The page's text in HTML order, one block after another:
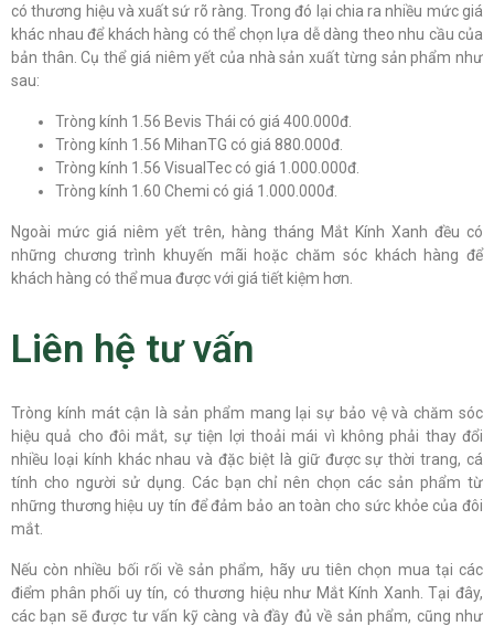
có thương hiệu và xuất sứ rõ ràng. Trong đó lại chia ra nhiều mức giá
khác nhau để khách hàng có thể chọn lựa dễ dàng theo nhu cầu của
bản thân. Cụ thể giá niêm yết của nhà sản xuất từng sản phẩm như
sau:
Tròng kính 1.56 Bevis Thái có giá 400.000đ.
Tròng kính 1.56 MihanTG có giá 880.000đ.
Tròng kính 1.56 VisualTec có giá 1.000.000đ.
Tròng kính 1.60 Chemi có giá 1.000.000đ.
Ngoài mức giá niêm yết trên, hàng tháng Mắt Kính Xanh đều có
những chương trình khuyến mãi hoặc chăm sóc khách hàng để
khách hàng có thể mua được với giá tiết kiệm hơn.
Liên hệ tư vấn
Tròng kính mát cận là sản phẩm mang lại sự bảo vệ và chăm sóc
hiệu quả cho đôi mắt, sự tiện lợi thoải mái vì không phải thay đổi
nhiều loại kính khác nhau và đặc biệt là giữ được sự thời trang, cá
tính cho người sử dụng. Các bạn chỉ nên chọn các sản phẩm từ
những thương hiệu uy tín để đảm bảo an toàn cho sức khỏe của đôi
mắt.
Nếu còn nhiều bối rối về sản phẩm, hãy ưu tiên chọn mua tại các
điểm phân phối uy tín, có thương hiệu như Mắt Kính Xanh. Tại đây,
các bạn sẽ được tư vấn kỹ càng và đầy đủ về sản phẩm, cũng như